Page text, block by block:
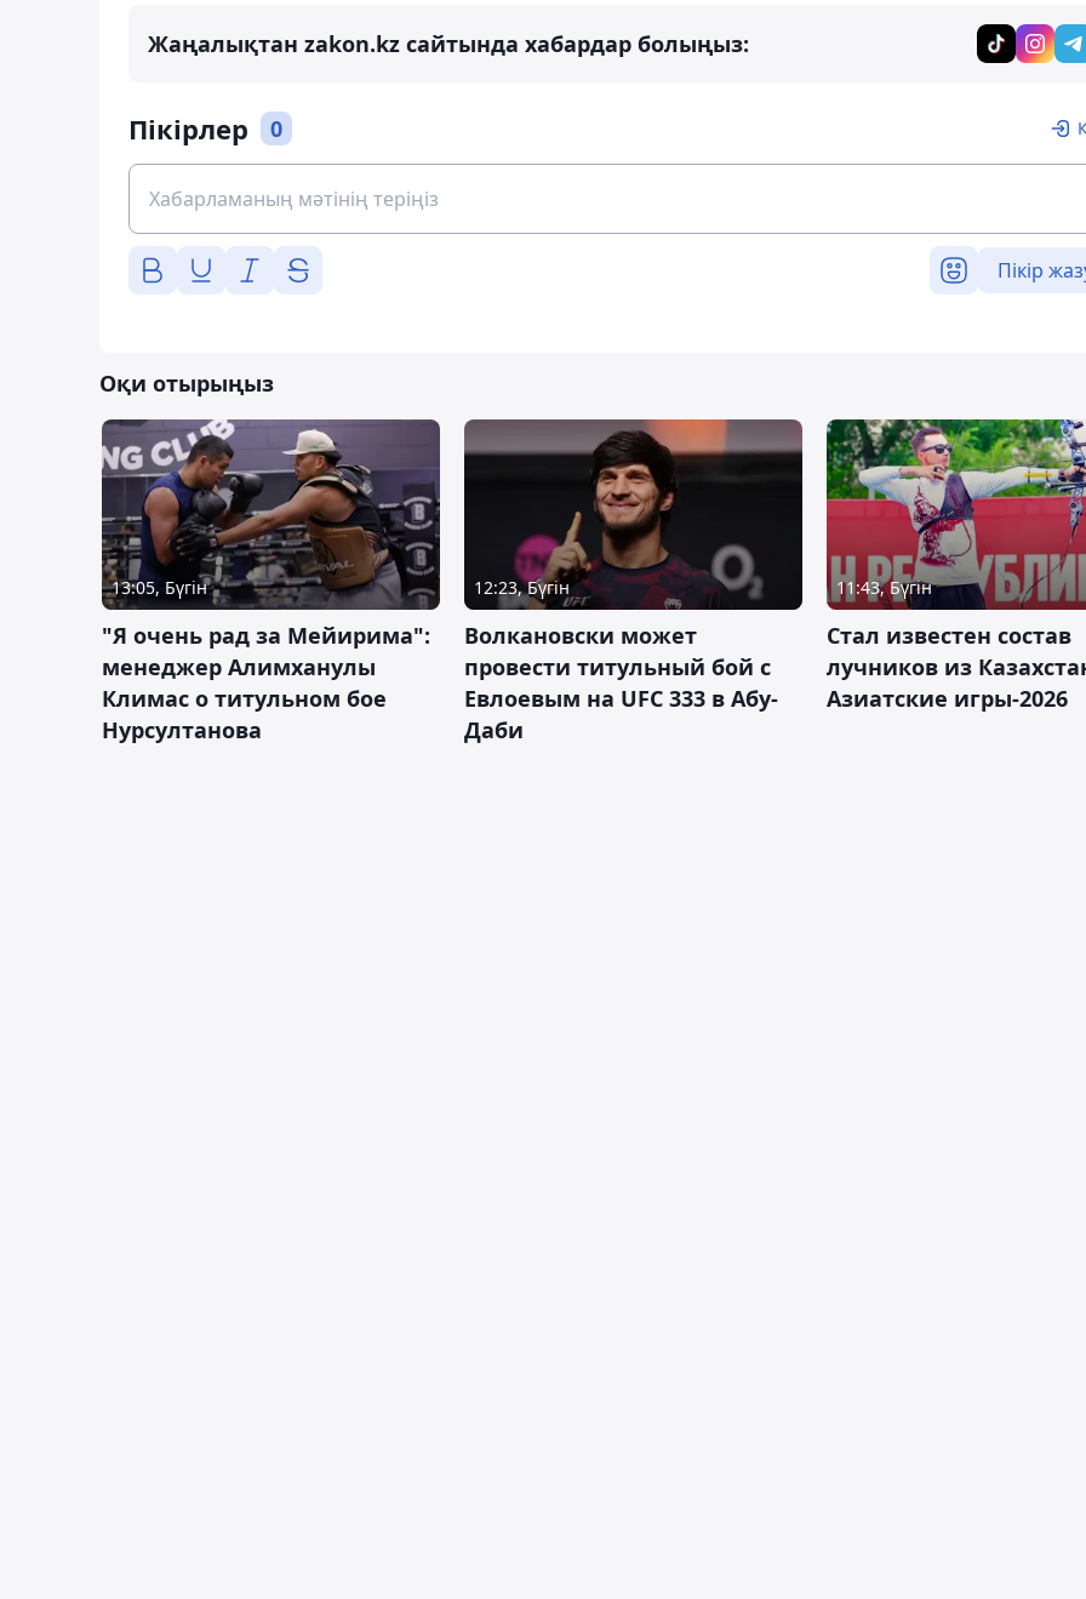
Жаңалықтан zakon.kz сайтында хабардар болыңыз:
Пікірлер 0
Пікір
Оқи отырыңыз
13:05, Бүгін
"Я очень рад за Мейирима":
менеджер Алимханулы
Климас о титульном бое
Нурсултанова
12:23, Бүгін
Волкановски может
провести титульный бой с
Евлоевым на UFC 333 в Абу-
Даби
11:43, Бүгін
Стал известен состав
лучников из
Азиатские игры-2026